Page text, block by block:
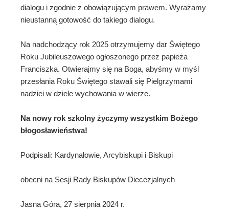
dialogu i zgodnie z obowiązującym prawem. Wyrażamy
nieustanną gotowość do takiego dialogu.
Na nadchodzący rok 2025 otrzymujemy dar Świętego
Roku Jubileuszowego ogłoszonego przez papieża
Franciszka. Otwierajmy się na Boga, abyśmy w myśl
przesłania Roku Świętego stawali się Pielgrzymami
nadziei w dziele wychowania w wierze.
Na nowy rok szkolny życzymy wszystkim Bożego
błogosławieństwa!
Podpisali: Kardynałowie, Arcybiskupi i Biskupi
obecni na Sesji Rady Biskupów Diecezjalnych
Jasna Góra, 27 sierpnia 2024 r.